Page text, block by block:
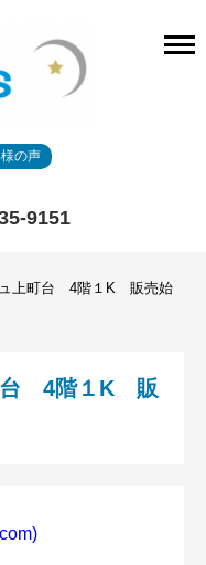
の声
9151
ュ上町台 4階１K 販売始
台 4階１K 販